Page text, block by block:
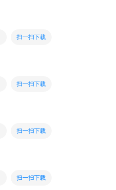
扫一扫下载
扫一扫下载
扫一扫下载
扫一扫下载